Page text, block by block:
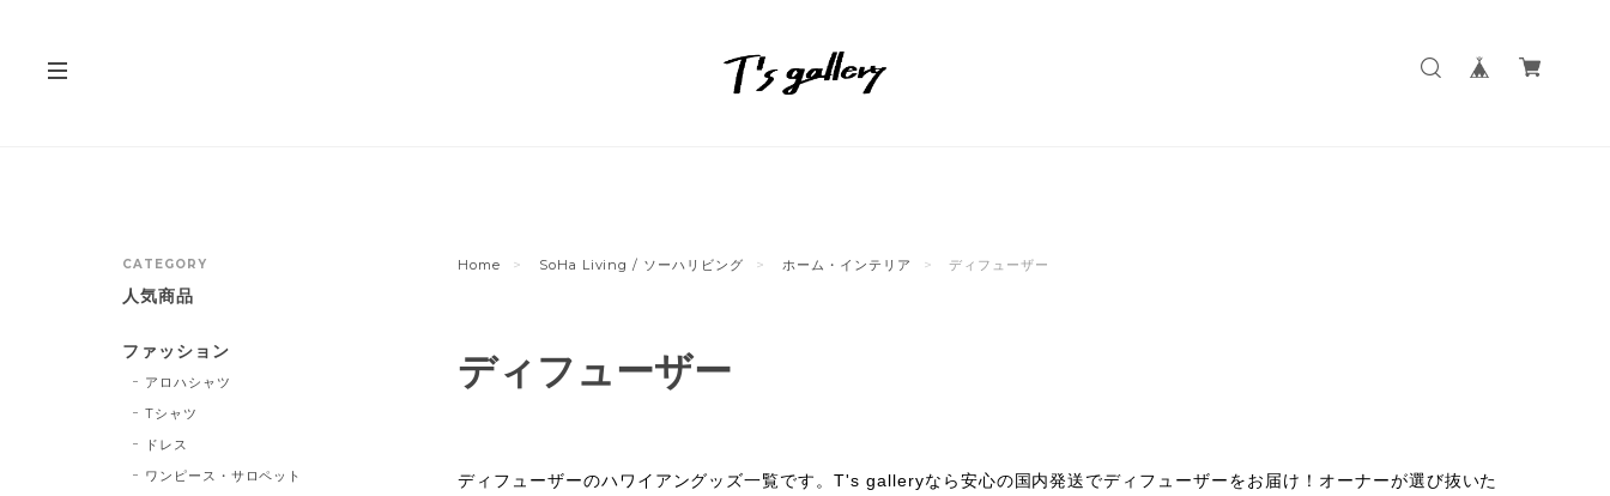
Home SoHa Living / ソーハリビング ホーム・インテリア ディフューザー
ディフューザー
ディフューザーのハワイアングッズ一覧です。T's galleryなら安心の国内発送でディフューザーをお届け！オーナーが選び抜いた
CATEGORY
人気商品
ファッション
アロハシャツ
Tシャツ
ドレス
ワンピース・サロペット